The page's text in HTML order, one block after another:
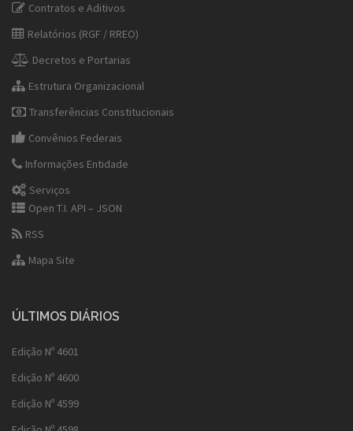
Contratos e Aditivos
Relatórios (RGF / RREO)
Decretos e Portarias
Estrutura Organizacional
Transferências Constitucionais
Convênios Federais
Informações Entidade
Serviços
Open T.I. API – JSON
RSS
Mapa Site
ÚLTIMOS DIÁRIOS
Edição Nº 4601
Edição Nº 4600
Edição Nº 4599